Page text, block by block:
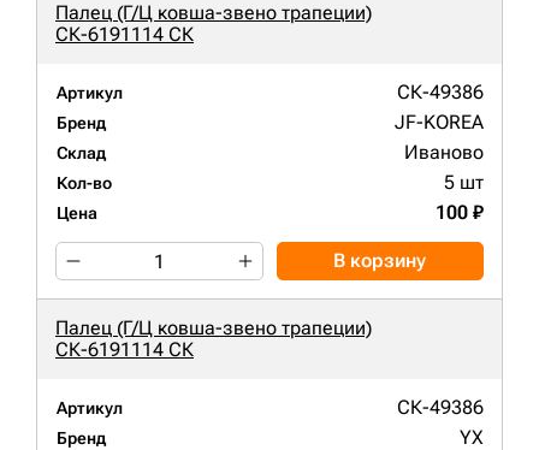
Палец (Г/Ц ковша-звено трапеции)
СК-6191114 СК
Артикул СК-49386
Бренд JF-KOREA
Склад Иваново
Кол-во 5 шт
Цена 100 ₽
В корзину
Палец (Г/Ц ковша-звено трапеции)
СК-6191114 СК
Артикул СК-49386
Бренд YX